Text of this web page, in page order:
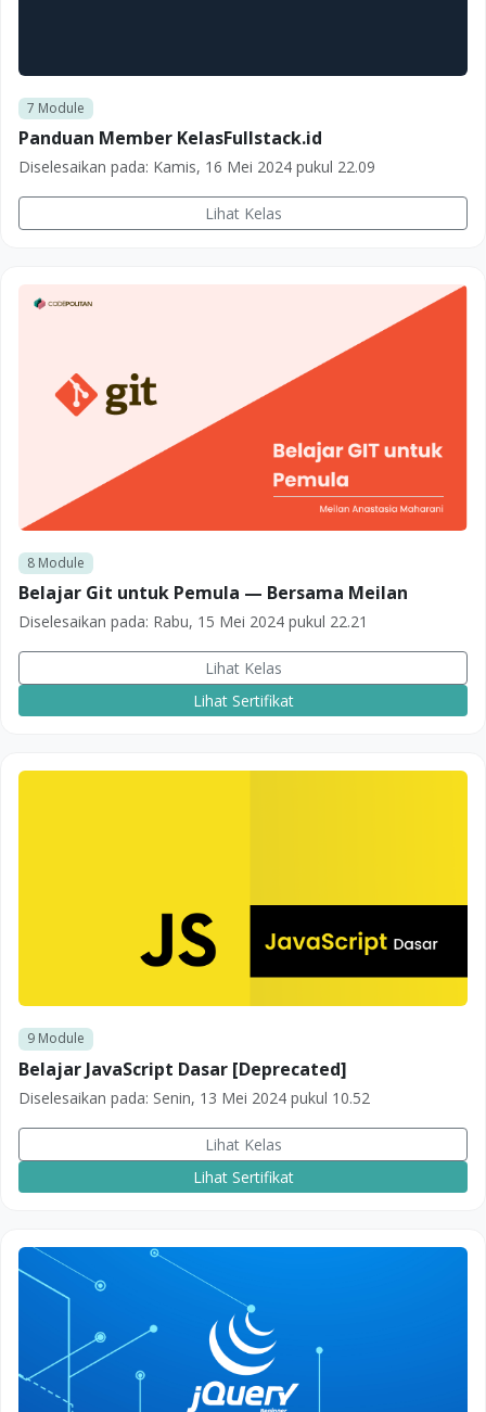
7 Module
Panduan Member KelasFullstack.id
Diselesaikan pada: Kamis, 16 Mei 2024 pukul 22.09
Lihat Kelas
8Module
Belajar Git untuk Pemula — Bersama Meilan
Diselesaikan pada: Rabu, 15 Mei 2024 pukul 22.21
Lihat Kelas
Lihat Sertifikat
9Module
Belajar JavaScript Dasar [Deprecated]
Diselesaikan pada: Senin, 13 Mei 2024 pukul 10.52
Lihat Kelas
Lihat Sertifikat